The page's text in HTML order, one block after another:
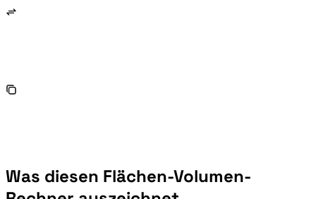
Was diesen Flächen-Volumen-